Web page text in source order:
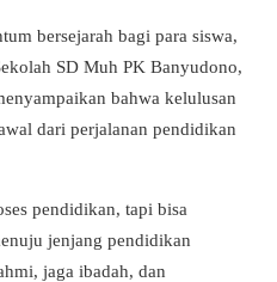
bersejarah bagi para siswa,
SD Muh PK Banyudono,
bahwa kelulusan
dari perjalanan pendidikan
pendidikan, tapi bisa
jenjang pendidikan
jaga ibadah, dan